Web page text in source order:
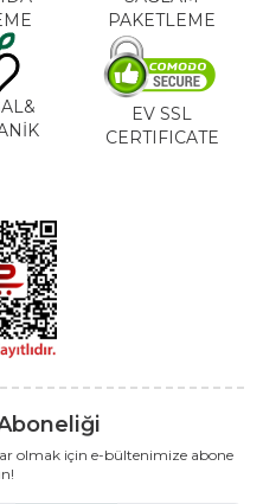
PAKETLEME
EV SSL
CERTIFICATE
olmak için e-bültenimize abone